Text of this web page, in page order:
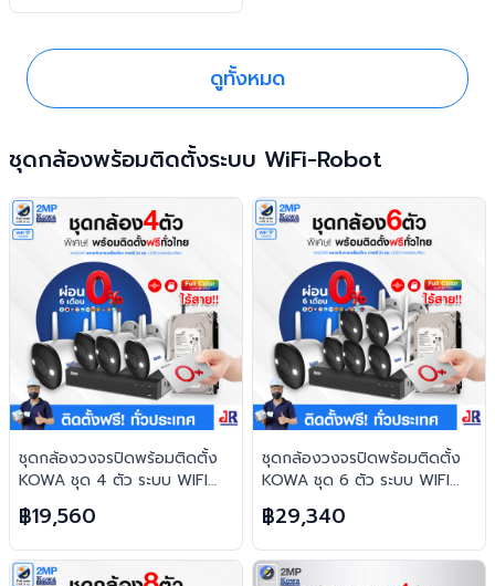
ดูทั้งหมด
ชุดกล้องพร้อมติดตั้งระบบ WiFi-Robot
ชุดกล้องวงจรปิดพร้อมติดตั้ง
KOWA ชุด 4 ตัว ระบบ WIFI
2ล้านพิกเซล ภาพสี 24 ชม.
บันทึกภาพพร้อมเสียง
฿19,560
ชุดกล้องวงจรปิดพร้อมติดตั้ง
KOWA ชุด 6 ตัว ระบบ WIFI
2ล้านพิกเซล ภาพสี 24 ชม.
บันทึกภาพพร้อมเสียง
฿29,340